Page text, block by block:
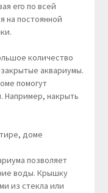
его по всей
на постоянной
количество
аквариумы.
помогут
Например, накрыть
позволяет
воды. Крышку
из стекла или